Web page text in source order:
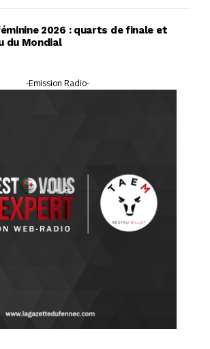
2026 : quarts de finale et
du Mondial
-Emission Radio-